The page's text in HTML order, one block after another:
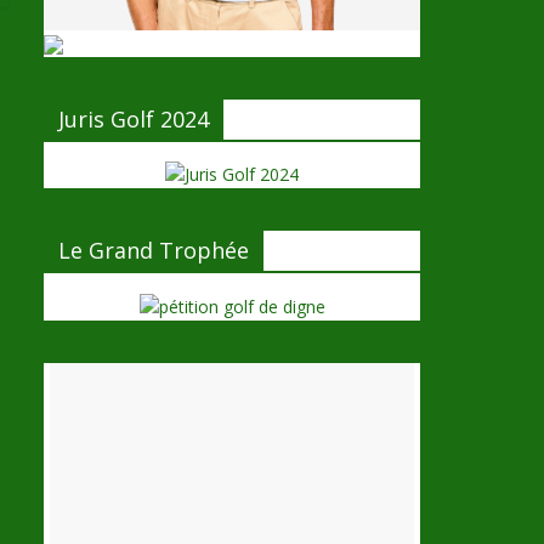
Juris Golf 2024
Le Grand Trophée